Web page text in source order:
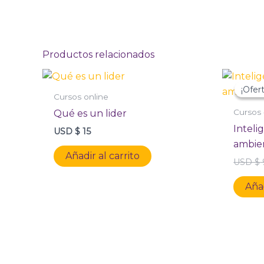
Productos relacionados
Cursos online
Qué es un lider
USD $ 15
Añadir al carrito
Cursos
USD $